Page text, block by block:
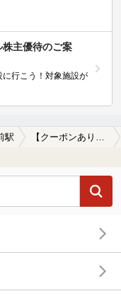
株主優待のご案
行こう！対象施設が
駅 【クーポンあり】食事が楽しめる新水前寺駅前駅近くの温泉、日帰り温泉、スーパー銭湯おすすめ